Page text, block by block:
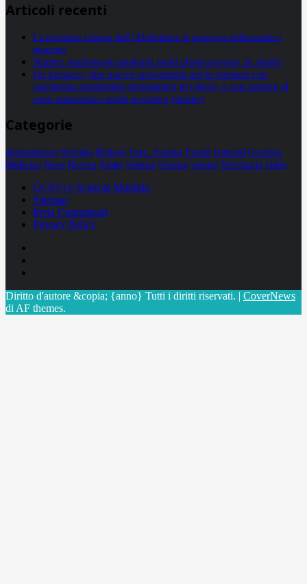
Articoli recenti
La proteina chiave dell’Alzheimer si propaga utilizzando i
neuroni
Statine: inutilmente attribuiti molti effetti avversi, lo studio
Un farmaco, due nuove opportunità per le pazienti con
carcinoma mammario metastatico hr+/her2- e con tumore al
seno metastatico triplo negativo (mtnbc)
Categorie
alimentazione biologia Biology Com. Stampa Epatiti featured Genetica
Medicina News Ricerca Salute Science Scienza vaccini Veterinaria video
CCSVI e Sclerosi Multipla
Sitemap
Invia Comunicati
Privacy Policy
Diritto d'autore &copia; {anno} Tutti i diritti riservati. | CoverNews
di AF themes.